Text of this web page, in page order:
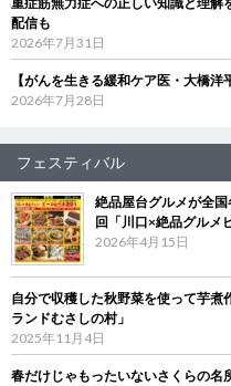
配信も
2026年7月31日
【がんを生きる緩和ケア医・大橋
2026年7月28日
フェスティバル
絶品屋台グルメが全
回「川口×絶品グルメ
2026年4月15日
自分で収穫した秋野菜を使って芋
ランドむさしの村」
2025年11月4日
春だけじゃもったいないさくらの名